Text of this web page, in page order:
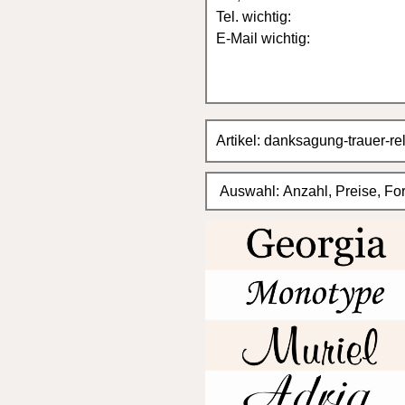
70 = 91,00 (1,30 EUR)
80 = 104,00 (1,30 EUR)
150 = 165,00 (1,10 EUR)
200 = 200,00 (1,00 EUR)
300 = 300,00 (1,00 EUR)
für einseitige Karten
10 = 16,00 (1,60 EUR)
20 = 30,00 (1,50 EUR)
30 = 42,00 (1,40 EUR)
50 = 65,00 (1,30 EUR)
60 = 76,00 (1,30 EUR)
70 = 91,00 (1,30 EUR)
80 = 104,00 (1,30 EUR)
90 = 117,00 (1,30 EUR)